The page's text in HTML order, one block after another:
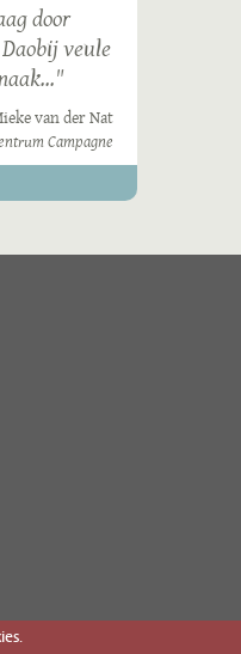
door
veule
van der Nat
Campagne